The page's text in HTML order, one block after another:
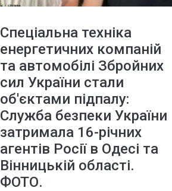
Спеціальна техніка
енергетичних компаній
та автомобілі Збройних
сил України стали
об'єктами підпалу:
Служба безпеки України
затримала 16-річних
агентів Росії в Одесі та
Вінницькій області.
ФОТО.